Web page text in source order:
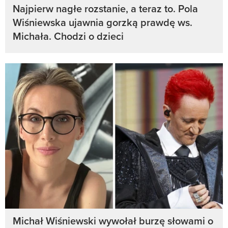
Najpierw nagłe rozstanie, a teraz to. Pola
Wiśniewska ujawnia gorzką prawdę ws.
Michała. Chodzi o dzieci
Michał Wiśniewski wywołał burzę słowami o